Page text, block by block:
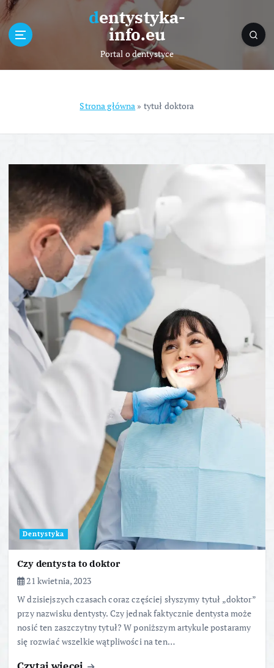
t
dentystyka-
info.eu
Portal o dentystyce
Strona główna » tytuł doktora
Dentystyka
Czy dentysta to doktor
21 kwietnia, 2023
W dzisiejszych czasach coraz częściej słyszymy tytuł „doktor”
przy nazwisku dentysty. Czy jednak faktycznie dentysta może
nosić ten zaszczytny tytuł? W poniższym artykule postaramy
się rozwiać wszelkie wątpliwości na ten…